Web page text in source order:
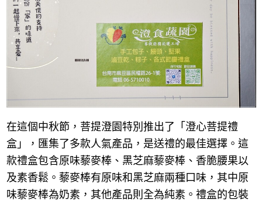
在這個中秋節，菩提澄園特別推出了「澄心菩提禮
盒」，匯集了多款人氣產品，是送禮的最佳選擇。這
款禮盒包含原味藜麥棒、黑芝麻藜麥棒、香脆腰果以
及素香鬆。藜麥棒有原味和黑芝麻兩種口味，其中原
味藜麥棒為奶素，其他產品則全為純素。禮盒的包裝